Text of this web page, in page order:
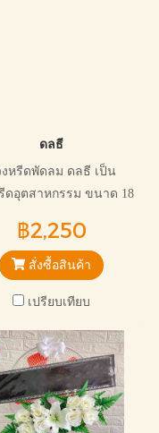
ดลธี
หรีดพัดลม ดลธี เป็น
ดอุตสาหกรรม ขนาด 18
นทาน สวยงามไม่ซ้ำใคร
ะกับการไว้อาลัยทุกแบบ
฿2,250
สั่งซื้อสินค้า
เปรียบเทียบ